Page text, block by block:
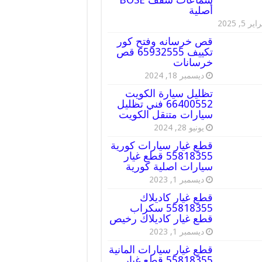
أصلية
5, 2025
قص خرسانه وفتح كور
تكييف 65932555 قص
خرسانات
ديسمبر 18, 2024
تظليل سيارة الكويت
66400552 فني تظليل
سيارات متنقل الكويت
يونيو 28, 2024
قطع غيار سيارات كورية
55818355 قطع غيار
سيارات اصلية كورية
ديسمبر 1, 2023
قطع غيار كاديلاك
55818355 سكراب
قطع غيار كاديلاك رخيص
ديسمبر 1, 2023
قطع غيار سيارات المانية